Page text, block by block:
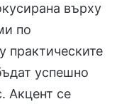
върху
по
практическите
успешно
Акцент се